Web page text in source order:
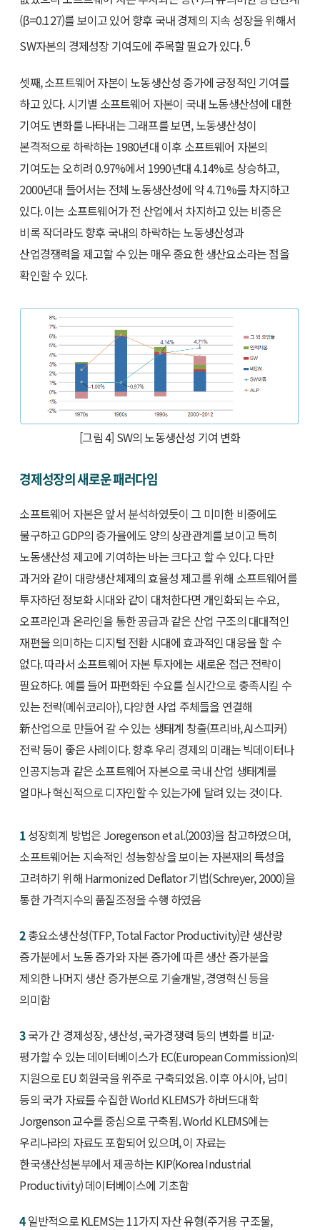
(β=0.127)를 보이고 있어 향후 국내 경제의 지속 성장을 위해서
SW자본의 경제성장 기여도에 주목할 필요가 있다.6
셋째, 소프트웨어 자본이 노동생산성 증가에 긍정적인 기여를
하고 있다. 시기별 소프트웨어 자본이 국내 노동생산성에 대한
기여도 변화를 나타내는 그래프를 보면, 노동생산성이
본격적으로 하락하는 1980년대 이후 소프트웨어 자본의
기여도는 오히려 0.97%에서 1990년대 4.14%로 상승하고,
2000년대 들어서는 전체 노동생산성에 약 4.71%를 차지하고
있다. 이는 소프트웨어가 전 산업에서 차지하고 있는 비중은
비록 작더라도 향후 국내의 하락하는 노동생산성과
산업경쟁력을 제고할 수 있는 매우 중요한 생산요소라는 점을
확인할 수 있다.
[그림 4] SW의 노동생산성 기여 변화
경제성장의 새로운 패러다임
소프트웨어 자본은 앞서 분석하였듯이 그 미미한 비중에도
불구하고 GDP의 증가율에도 양의 상관관계를 보이고 특히
노동생산성 제고에 기여하는 바는 크다고 할 수 있다. 다만
과거와 같이 대량생산체제의 효율성 제고를 위해 소프트웨어를
투자하던 정보화 시대와 같이 대처한다면 개인화되는 수요,
오프라인과 온라인을 통한 공급과 같은 산업 구조의 대대적인
재편을 의미하는 디지털 전환 시대에 효과적인 대응을 할 수
없다. 따라서 소프트웨어 자본 투자에는 새로운 접근 전략이
필요하다. 예를 들어 파편화된 수요를 실시간으로 충족시킬 수
있는 전략(메쉬코리아), 다양한 사업 주체들을 연결해
新산업으로 만들어 갈 수 있는 생태계 창출(프리바, AI스피커)
전략 등이 좋은 사례이다. 향후 우리 경제의 미래는 빅데이터나
인공지능과 같은 소프트웨어 자본으로 국내 산업 생태계를
얼마나 혁신적으로 디자인할 수 있는가에 달려 있는 것이다.
1성장회계 방법은 Joregenson et al.(2003)을 참고하였으며,
소프트웨어는 지속적인 성능향상을 보이는 자본재의 특성을
고려하기 위해 Harmonized Deflator 기법(Schreyer, 2000)을
통한 가격지수의 품질조정을 수행 하였음
2총요소생산성(TFP, Total Factor Productivity)란 생산량
증가분에서 노동 증가와 자본 증가에 따른 생산 증가분을
제외한 나머지 생산 증가분으로 기술개발, 경영혁신 등을
의미함
3국가 간 경제성장, 생산성, 국가경쟁력 등의 변화를 비교·
평가할 수 있는 데이터베이스가 EC(European Commission)의
지원으로 EU 회원국을 위주로 구축되었음. 이후 아시아, 남미
등의 국가 자료를 수집한 World KLEMS가 하버드대학
Jorgenson 교수를 중심으로 구축됨. World KLEMS에는
우리나라의 자료도 포함되어 있으며, 이 자료는
한국생산성본부에서 제공하는 KIP(Korea Industrial
Productivity) 데이터베이스에 기초함
4일반적으로 KLEMS는 11가지 자산 유형(주거용 구조물,